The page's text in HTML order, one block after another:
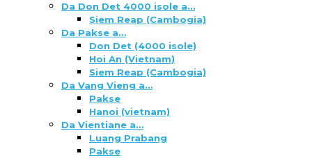
Da Don Det 4000 isole a…
Siem Reap (Cambogia)
Da Pakse a…
Don Det (4000 isole)
Hoi An (Vietnam)
Siem Reap (Cambogia)
Da Vang Vieng a…
Pakse
Hanoi (vietnam)
Da Vientiane a…
Luang Prabang
Pakse